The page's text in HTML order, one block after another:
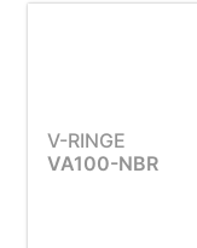
V-RINGE
VA100-NBR